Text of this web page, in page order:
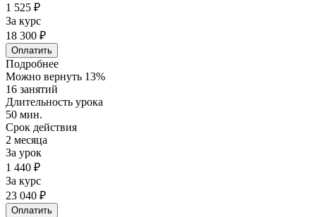
1 525 ₽
За курс
18 300 ₽
Оплатить
Подробнее
Можно вернуть 13%
16 занятий
Длительность урока
50 мин.
Срок действия
2 месяца
За урок
1 440 ₽
За курс
23 040 ₽
Оплатить